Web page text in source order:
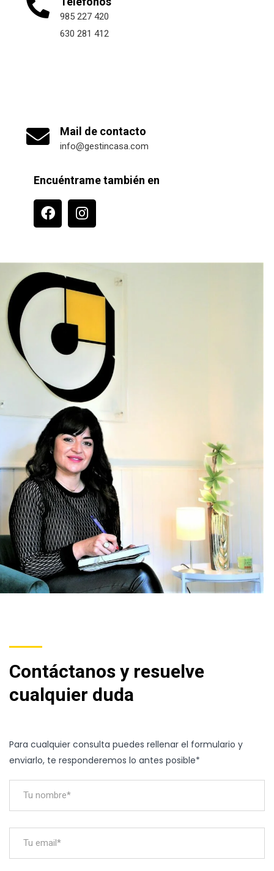
985 227 420
630 281 412
Mail de contacto
info@gestincasa.com
Encuéntrame también en
Contáctanos y resuelve
cualquier duda
Para cualquier consulta puedes rellenar el formulario y
enviarlo, te responderemos lo antes posible*